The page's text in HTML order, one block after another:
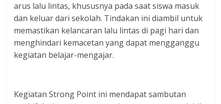
arus lalu lintas, khususnya pada saat siswa masuk
dan keluar dari sekolah. Tindakan ini diambil untuk
memastikan kelancaran lalu lintas di pagi hari dan
menghindari kemacetan yang dapat mengganggu
kegiatan belajar-mengajar.
Kegiatan Strong Point ini mendapat sambutan